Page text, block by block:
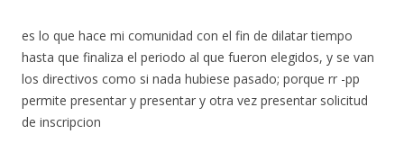
es lo que hace mi comunidad con el fin de dilatar tiempo
hasta que finaliza el periodo al que fueron elegidos, y se van
los directivos como si nada hubiese pasado; porque rr -pp
permite presentar y presentar y otra vez presentar solicitud
de inscripcion